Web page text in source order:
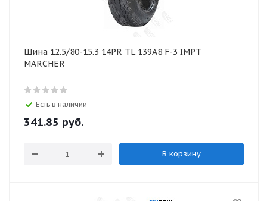
Шина 12.5/80-15.3 14PR TL 139А8 F-3 IMPT
MARCHER
Есть в наличии
341.85 руб.
В корзину